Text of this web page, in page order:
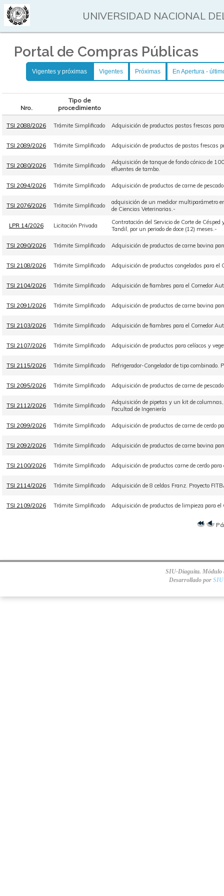
UNIVERSIDAD NACIONAL
Portal de Compras Públicas
Vigentes y próximas Vigentes Próximas En Apertura -
Nro.
Tipo de
procedimiento
TSI 2088/2026 Trámite Simplificado Adquisición de productos pastas frescas
TSI 2089/2026 Trámite Simplificado Adquisición de productos de pastas frescas
TSI 2080/2026 Trámite Simplificado
Adquisición de tanque de fondo cónico de
efluentes de tambo.
TSI 2094/2026 Trámite Simplificado Adquisición de productos de carne de
TSI 2076/2026 Trámite Simplificado
adquisición de un medidor multiparámetro
de Ciencias Veterinarias.-
LPR 14/2026 Licitación Privada
Contratación del Servicio de Corte de
Tandil, por un periodo de doce (12) meses.-
TSI 2090/2026 Trámite Simplificado Adquisición de productos de carne bovina
TSI 2108/2026 Trámite Simplificado Adquisición de productos congelados para
TSI 2104/2026 Trámite Simplificado Adquisición de fiambres para el Comedor
TSI 2091/2026 Trámite Simplificado Adquisición de productos de carne bovina
TSI 2103/2026 Trámite Simplificado Adquisición de fiambres para el Comedor
TSI 2107/2026 Trámite Simplificado Adquisición de productos para celíacos y
TSI 2115/2026 Trámite Simplificado Refrigerador-Congelador de tipo
TSI 2095/2026 Trámite Simplificado Adquisición de productos de carne de
TSI 2112/2026 Trámite Simplificado
Adquisición de pipetas y un kit de
Facultad de Ingeniería
TSI 2099/2026 Trámite Simplificado Adquisición de productos de carne de cerdo
TSI 2092/2026 Trámite Simplificado Adquisición de productos de carne bovina
TSI 2100/2026 Trámite Simplificado Adquisición de productos carne de cerdo
TSI 2114/2026 Trámite Simplificado Adquisición de 8 celdas Franz. Proyecto
TSI 2109/2026 Trámite Simplificado Adquisición de productos de limpieza para
SIU-Diaguita. Módulo
Desarrollado por SIU